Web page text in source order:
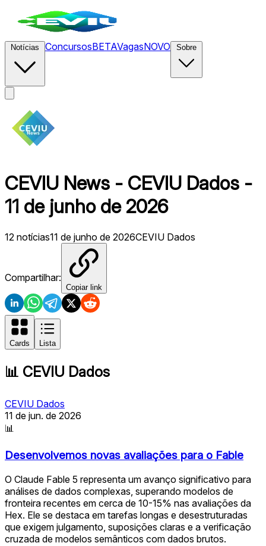
ConcursosBETAVagasNOVO
CEVIU News - CEVIU Dados -
11 de junho de 2026
12 notícias11 de junho de 2026CEVIU Dados
Compartilhar:
Copiar link
Cards Lista
📊 CEVIU Dados
CEVIU Dados
11 de jun. de 2026
📊
Desenvolvemos novas avaliações para o Fable
O Claude Fable 5 representa um avanço significativo para
análises de dados complexas, superando modelos de
fronteira recentes em cerca de 10-15% nas avaliações da
Hex. Ele se destaca em tarefas longas e desestruturadas
que exigem julgamento, suposições claras e a verificação
cruzada de modelos semânticos com dados brutos.